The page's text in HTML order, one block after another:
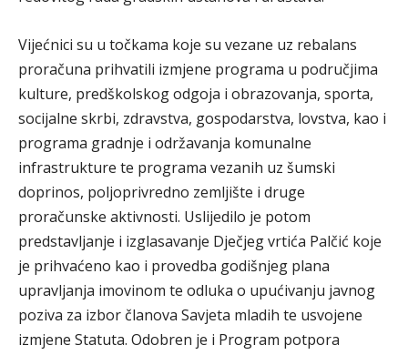
Vijećnici su u točkama koje su vezane uz rebalans
proračuna prihvatili izmjene programa u područjima
kulture, predškolskog odgoja i obrazovanja, sporta,
socijalne skrbi, zdravstva, gospodarstva, lovstva, kao i
programa gradnje i održavanja komunalne
infrastrukture te programa vezanih uz šumski
doprinos, poljoprivredno zemljište i druge
proračunske aktivnosti. Uslijedilo je potom
predstavljanje i izglasavanje Dječjeg vrtića Palčić koje
je prihvaćeno kao i provedba godišnjeg plana
upravljanja imovinom te odluka o upućivanju javnog
poziva za izbor članova Savjeta mladih te usvojene
izmjene Statuta. Odobren je i Program potpora